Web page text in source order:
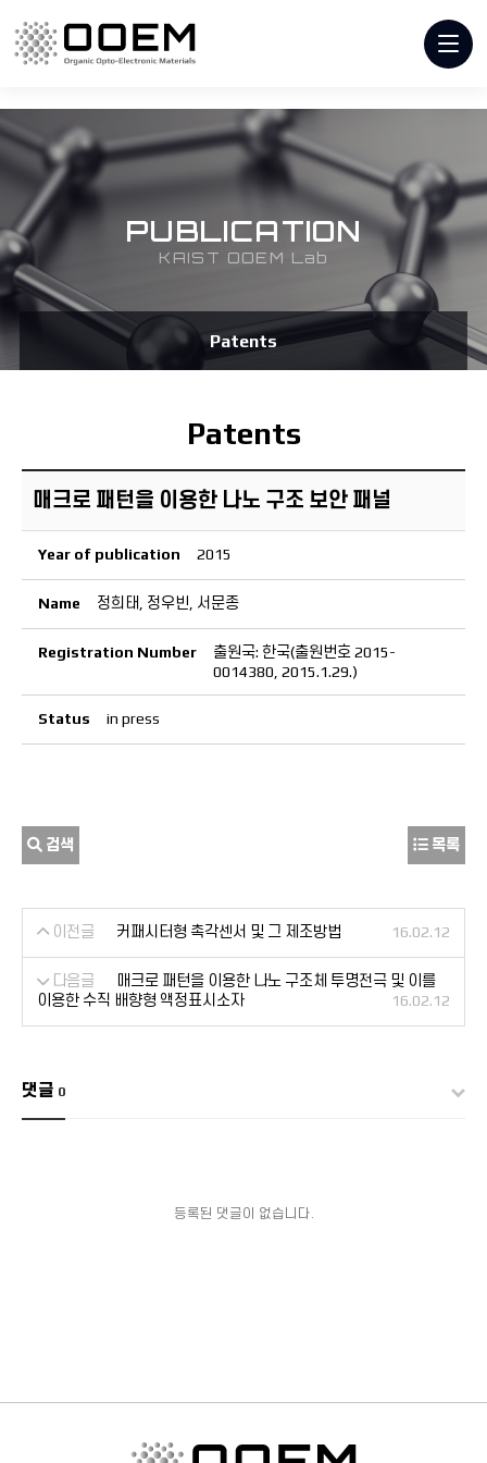
PUBLICATION
KAIST OOEM Lab
Patents
Patents
매크로 패턴을 이용한 나노 구조 보안 패널
Year of publication 2015
Name 정희태, 정우빈, 서문종
Registration Number
출원국: 한국(출원번호 2015-
0014380, 2015.1.29.)
Status in press
검색 목록
이전글 커패시터형 촉각센서 및 그 제조방법 16.02.12
다음글
매크로 패턴을 이용한 나노 구조체 투명전극 및 이를
이용한 수직 배향형 액정표시소자
16.02.12
댓글 0
등록된 댓글이 없습니다.